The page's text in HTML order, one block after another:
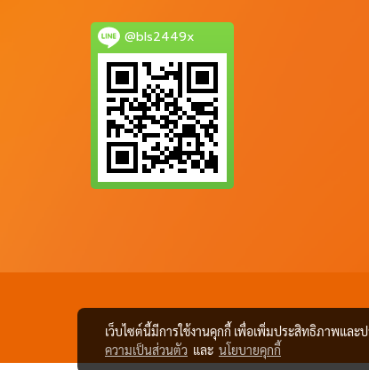
@bls2449x
เว็บไซต์นี้มีการใช้งานคุกกี้ เพื่อเพิ่มประสิทธิภาพและ
ความเป็นส่วนตัว และ นโยบายคุกกี้